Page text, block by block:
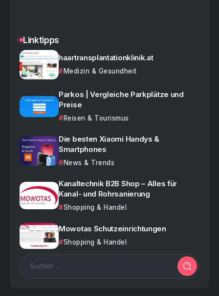
Linktipps
haartransplantationklinik.at
Medizin & Gesundheit
Parkos | Vergleiche Parkplätze und
Preise
Reisen & Tourismus
Die besten Xiaomi Handys &
Smartphones
News & Trends
Kanaltechnik B2B Shop – Alles für
Kanal- und Rohrsanierung
Shopping & Handel
Mowotas Schutzeinrichtungen
Shopping & Handel